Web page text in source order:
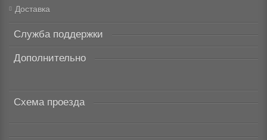
Доставка
Служба поддержки
Дополнительно
Схема проезда